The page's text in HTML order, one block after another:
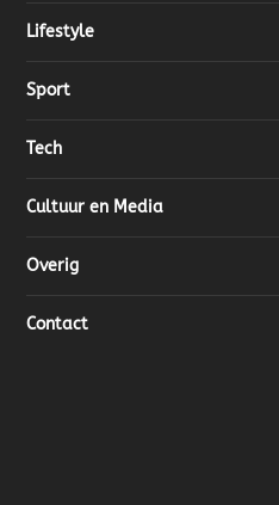
Lifestyle
Sport
Tech
Cultuur en Media
Overig
Contact